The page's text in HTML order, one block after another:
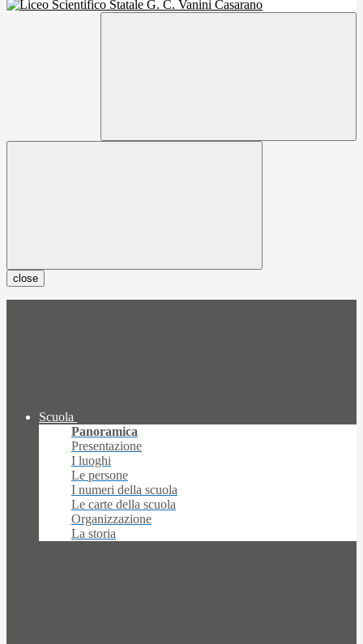
close
Scuola
Panoramica
Presentazione
I luoghi
Le persone
I numeri della scuola
Le carte della scuola
Organizzazione
La storia